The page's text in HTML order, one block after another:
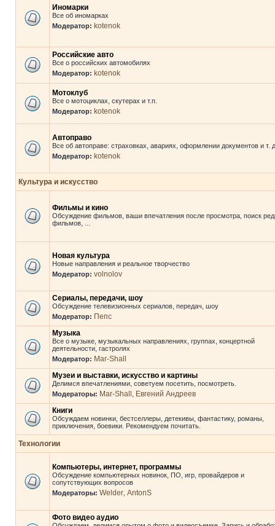
Иномарки
Все об иномарках
Модератор: kotenok
Российские авто
Все о российских автомобилях
Модератор: kotenok
Мотоклуб
Все о мотоциклах, скутерах и т.п.
Модератор: kotenok
Автоправо
Все об автоправе: страховках, авариях, оформлении документов и т.
Модератор: kotenok
Культура и искусство
Фильмы и кино
Обсуждение фильмов, ваши впечатления после просмотра, поиск
фильмов, ...
Новая культура
Новые направления и реальное творчество
Модератор: volnolov
Сериалы, передачи, шоу
Обсуждение телевизионных сериалов, передач, шоу
Модератор: Пепс
Музыка
Все о музыке, музыкальных направлениях, группах, концертной
деятельности, гастролях
Модератор: Mar-Shall
Музеи и выставки, искусство и картины
Делимся впечатлениями, советуем посетить, посмотреть.
Модераторы: Mar-Shall
Евгений Андреев
Книги
Обсуждаем новинки, бестселлеры, детекивы, фантастику, романы,
приключения, боевики. Рекомендуем почитать.
Технологии
Компьютеры, интернет, программы
Обсуждение компьютерных новинок, ПО, игр, провайдеров и
сопутствующих вопросов
Модераторы: Welder AntonS
Фото видео аудио